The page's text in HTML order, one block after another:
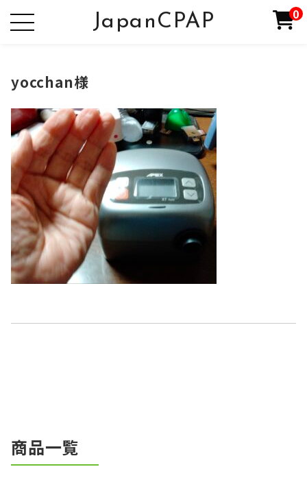
JapanCPAP 0
yocchan様
商品一覧